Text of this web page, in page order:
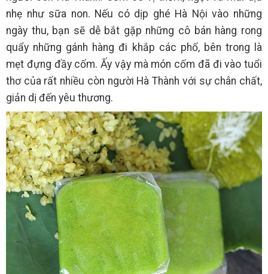
nhẹ như sữa non. Nếu có dịp ghé Hà Nội vào những
ngày thu, bạn sẽ dễ bắt gặp những cô bán hàng rong
quẩy những gánh hàng đi khắp các phố, bên trong là
mẹt đựng đầy cốm. Ấy vậy mà món cốm đã đi vào tuổi
thơ của rất nhiều còn người Hà Thành với sự chân chất,
giản dị đến yêu thương.